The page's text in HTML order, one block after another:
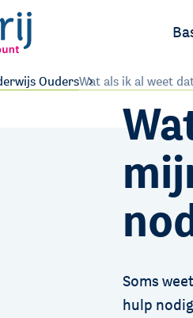
OudersWat als ik al weet
Soms
hulp